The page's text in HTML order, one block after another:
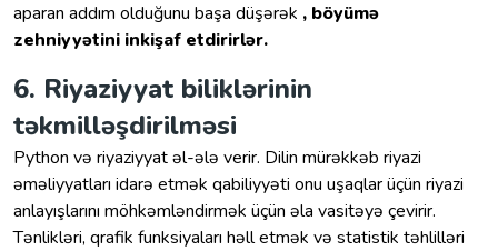
aparan addım olduğunu başa düşərək , böyümə
zehniyyətini inkişaf etdirirlər.
6. Riyaziyyat biliklərinin
təkmilləşdirilməsi
Python və riyaziyyat əl-ələ verir. Dilin mürəkkəb riyazi
əməliyyatları idarə etmək qabiliyyəti onu uşaqlar üçün riyazi
anlayışlarını möhkəmləndirmək üçün əla vasitəyə çevirir.
Tənlikləri, qrafik funksiyaları həll etmək və statistik təhlilləri